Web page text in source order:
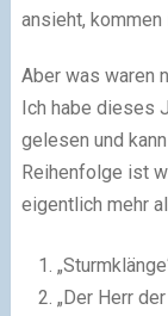
ansieht,
Aber was waren
Ich habe dieses
gelesen und
Reihenfolge ist
eigentlich mehr
„Der Herr